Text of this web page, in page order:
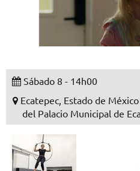
Sábado 8 - 14h00
Ecatepec, Estado de
del Palacio Municipal de